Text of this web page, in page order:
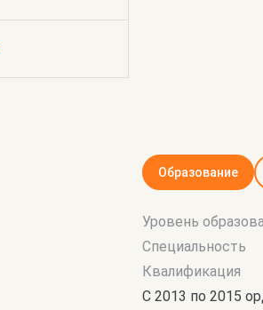
Образование
Уровень
Специальность
Квалификация
С 2013 по 2015